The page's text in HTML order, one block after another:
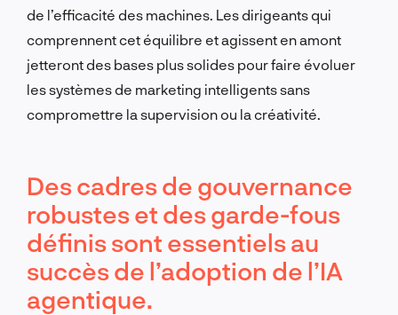
de l’efficacité des machines. Les dirigeants qui
comprennent cet équilibre et agissent en amont
jetteront des bases plus solides pour faire évoluer
les systèmes de marketing intelligents sans
compromettre la supervision ou la créativité.
Des cadres de gouvernance
robustes et des garde-fous
définis sont essentiels au
succès de l’adoption de l’IA
agentique.